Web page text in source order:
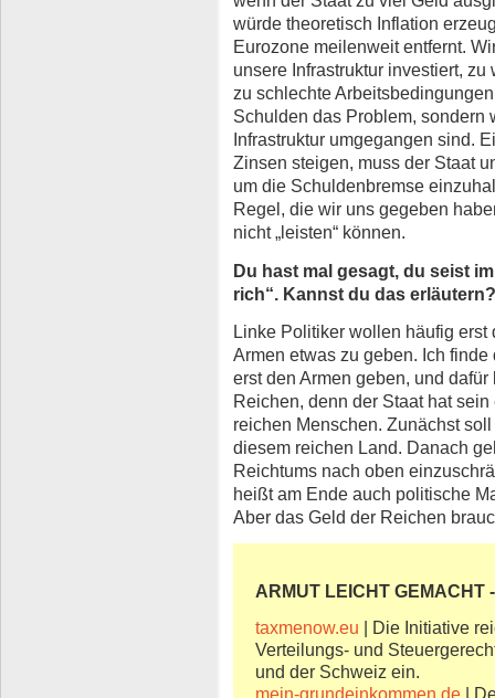
würde theoretisch Inflation
Eurozone meilenweit entfernt.
unsere Infrastruktur investiert,
zu schlechte
Schulden das Problem, sondern
Infrastruktur umgegangen sind.
Zinsen steigen, muss der Staat
um die Schuldenbremse
Regel, die wir uns gegeben
nicht „leisten“ können.
Du hast mal gesagt, du seist
rich“. Kannst du das erläutern?
Linke Politiker wollen häufig
Armen etwas zu geben. Ich
erst den Armen geben, und
Reichen, denn der Staat hat
reichen Menschen. Zunächst
diesem reichen Land. Danach
Reichtums nach oben
heißt am Ende auch politische
Aber das Geld der Reichen
ARMUT LEICHT GEMACHT
taxmenow.eu | Die Initiative
Verteilungs- und
und der Schweiz ein.
mein-grundeinkommen.de |